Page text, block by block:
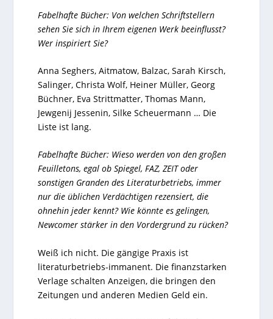
Fabelhafte Bücher: Von welchen Schriftstellern
sehen Sie sich in Ihrem eigenen Werk beeinflusst?
Wer inspiriert Sie?
Anna Seghers, Aitmatow, Balzac, Sarah Kirsch,
Salinger, Christa Wolf, Heiner Müller, Georg
Büchner, Eva Strittmatter, Thomas Mann,
Jewgenij Jessenin, Silke Scheuermann … Die
Liste ist lang.
Fabelhafte Bücher: Wieso werden von den großen
Feuilletons, egal ob Spiegel, FAZ, ZEIT oder
sonstigen Granden des Literaturbetriebs, immer
nur die üblichen Verdächtigen rezensiert, die
ohnehin jeder kennt? Wie könnte es gelingen,
Newcomer stärker in den Vordergrund zu rücken?
Weiß ich nicht. Die gängige Praxis ist
literaturbetriebs-immanent. Die finanzstarken
Verlage schalten Anzeigen, die bringen den
Zeitungen und anderen Medien Geld ein.